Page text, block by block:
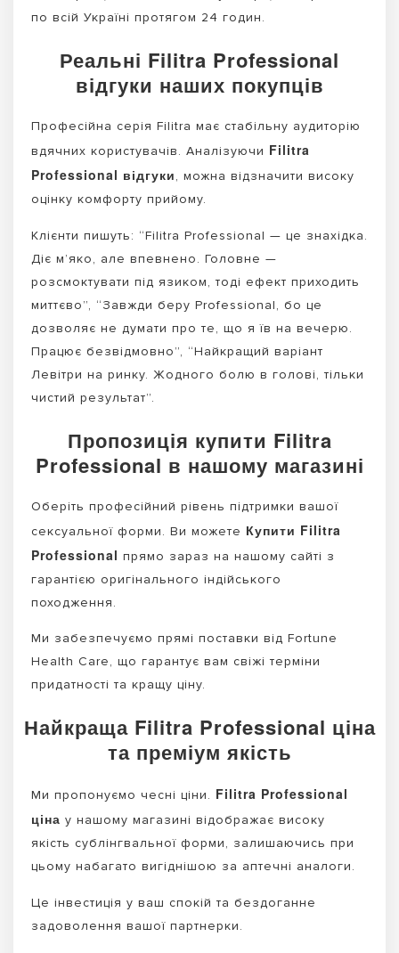
по всій Україні протягом 24 годин.
Реальні Filitra Professional
відгуки наших покупців
Професійна серія Filitra має стабільну аудиторію
вдячних користувачів. Аналізуючи Filitra
Professional відгуки, можна відзначити високу
оцінку комфорту прийому.
Клієнти пишуть: “Filitra Professional — це знахідка.
Діє м’яко, але впевнено. Головне —
розсмоктувати під язиком, тоді ефект приходить
миттєво”, “Завжди беру Professional, бо це
дозволяє не думати про те, що я їв на вечерю.
Працює безвідмовно”, “Найкращий варіант
Левітри на ринку. Жодного болю в голові, тільки
чистий результат”.
Пропозиція купити Filitra
Professional в нашому магазині
Оберіть професійний рівень підтримки вашої
сексуальної форми. Ви можете Купити Filitra
Professional прямо зараз на нашому сайті з
гарантією оригінального індійського
походження.
Ми забезпечуємо прямі поставки від Fortune
Health Care, що гарантує вам свіжі терміни
придатності та кращу ціну.
Найкраща Filitra Professional ціна
та преміум якість
Ми пропонуємо чесні ціни. Filitra Professional
ціна у нашому магазині відображає високу
якість сублінгвальної форми, залишаючись при
цьому набагато вигіднішою за аптечні аналоги.
Це інвестиція у ваш спокій та бездоганне
задоволення вашої партнерки.